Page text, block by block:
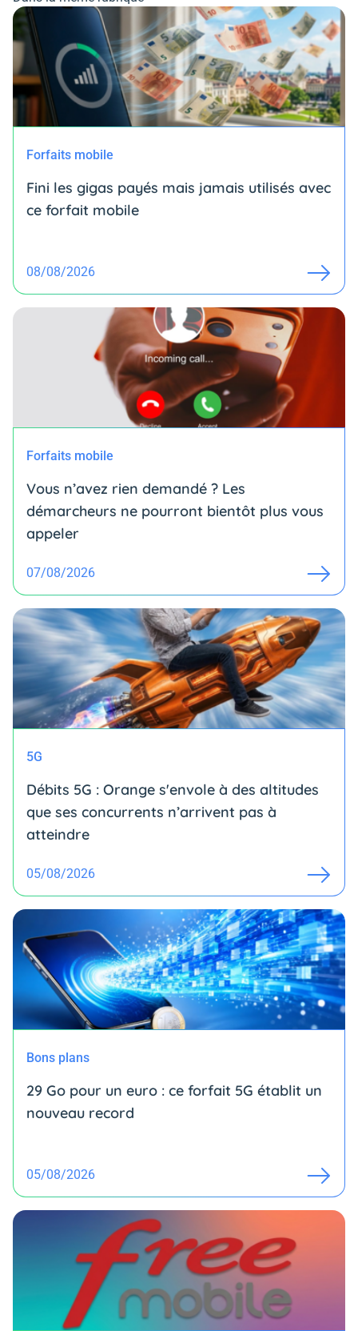
Forfaits mobile
Fini les gigas payés mais jamais utilisés avec
ce forfait mobile
08/08/2026
Forfaits mobile
Vous n’avez rien demandé ? Les
démarcheurs ne pourront bientôt plus vous
appeler
07/08/2026
5G
Débits 5G : Orange s'envole à des altitudes
que ses concurrents n’arrivent pas à
atteindre
05/08/2026
Bons plans
29 Go pour un euro : ce forfait 5G établit un
nouveau record
05/08/2026